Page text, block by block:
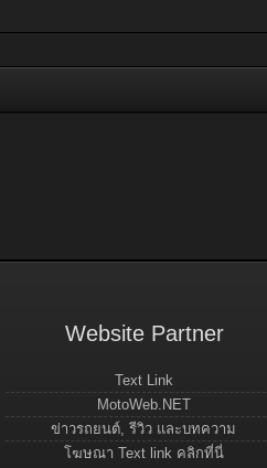
Website Partner
Text Link
MotoWeb.NET
ข่าวรถยนต์, รีวิว และบทความ
โฆษณา Text link คลิกที่นี่